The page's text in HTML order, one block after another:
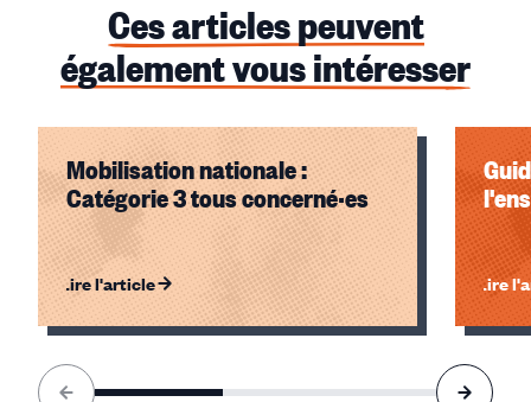
Ces articles peuvent
également vous intéresser
Mobilisation nationale :
Catégorie 3 tous concerné·es
Lire l'article Lire